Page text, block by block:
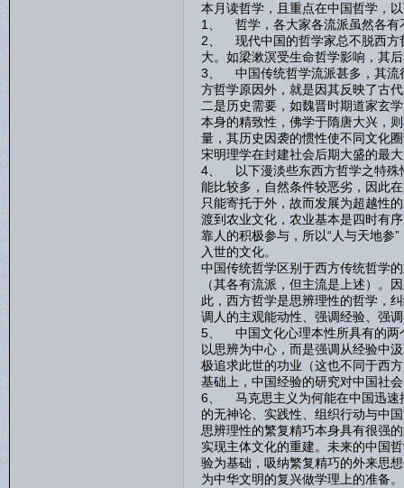
本月读哲学，且重点在中国哲学，
1、 哲学，各大家各流派虽然各有
2、 现代中国的哲学家总不脱西方
大。如梁漱溟受生命哲学影响，其
3、 中国传统哲学流派甚多，其流
方哲学原因外，就是因其反映了古
二是历史需要，如魏晋时期道家玄
本身的精致性，佛学于隋唐大兴，
量，其历史因袭的惯性使不同文化
宋明理学在封建社会后期大盛的最
4、 以下漫淡些东西方哲学之特殊
能比较多，自然条件较恶劣，因此
只能寄托于外，故而发展为超越性
渡到农业文化，农业基本是四时有
靠人的积极参与，所以“人与天地参
入世的文化。
中国传统哲学区别于西方传统哲学
（其各有流派，但主流是上述）。
此，西方哲学是思辨理性的哲学，
调人的主观能动性、强调经验、强
5、 中国文化心理本性所具有的两
以思辨为中心，而是强调从经验中
极追求此世的功业（这也不同于西
基础上，中国经验的研究对中国社
6、 马克思主义为何能在中国迅速
的无神论、实践性、组织行动与中
思辨理性的繁复精巧本身具有很强
实现主体文化的重建。未来的中国
验为基础，吸纳繁复精巧的外来思
为中华文明的复兴做学理上的准备。